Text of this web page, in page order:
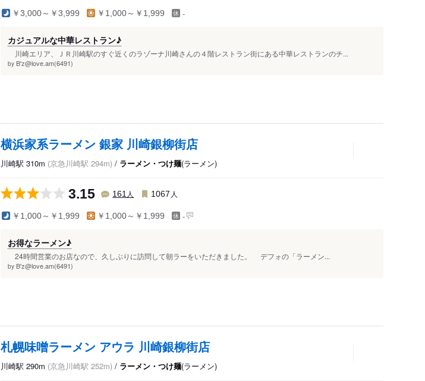
￥3,000～￥3,999 ￥1,000～￥1,999 -
カジュアルな中華レストラン♪
川崎エリア、ＪＲ川崎駅のすぐ近くのラゾーナ川崎さんの４階レストラン街にある中華レストランのチ...
by B'z@love.am(6491)
横浜家系ラーメン 銀家 川崎銀柳街店
川崎駅 310m (京急川崎駅 294m) / ラーメン・つけ麺(ラーメン)
3.15 161 人 1067 人
￥1,000～￥1,999 ￥1,000～￥1,999 -
お得なラーメン♪
24時間営業のお店なので、久しぶりに訪問して朝ラーをいただきました。 デフォの「ラーメン...
by B'z@love.am(6491)
札幌味噌ラーメン アウラ 川崎銀柳街店
川崎駅 290m (京急川崎駅 252m) / ラーメン・つけ麺(ラーメン)